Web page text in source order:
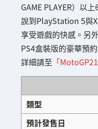
GAME PLAYER）以上
說到PlayStation 5與
享受遊戲的快感。另
PS4盒裝版的豪華預
詳細請至 「
類型
預計發售日